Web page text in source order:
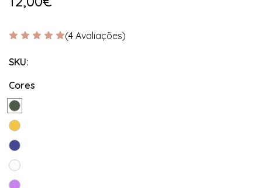
(4 Avaliações)
SKU:
Cores